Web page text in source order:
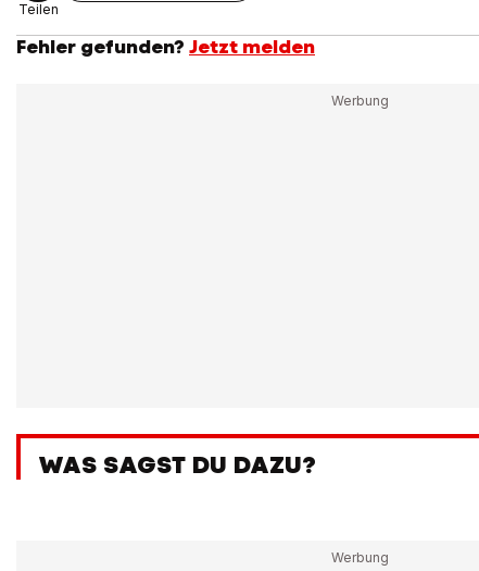
Teilen
Fehler gefunden? Jetzt melden
WAS SAGST DU DAZU?